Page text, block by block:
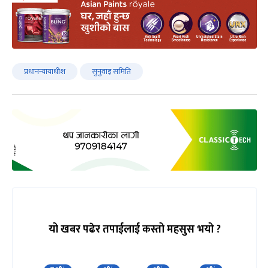
प्रधानन्यायाधीश सुनुवाइ समिति
यो खबर पढेर तपाईलाई कस्तो महसुस भयो ?